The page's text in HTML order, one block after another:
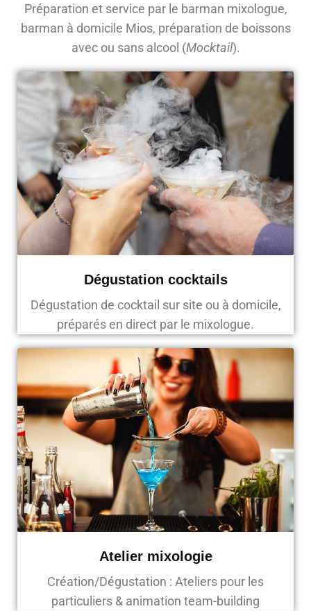
Préparation et service par le barman mixologue,
barman à domicile Mios, préparation de boissons
avec ou sans alcool (Mocktail).
Dégustation cocktails
Dégustation de cocktail sur site ou à domicile,
préparés en direct par le mixologue.
Atelier mixologie
Création/Dégustation : Ateliers pour les
particuliers & animation team-building